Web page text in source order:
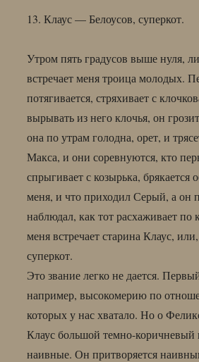
13. Клаус — Белоусов, суперкот.
Утром пять градусов выше нуля,
встречает меня троица молодых.
потягивается, стряхивает с
вырывать из него клочья, он
она по утрам голодна, орет, и
Макса, и они соревнуются, кто
спрыгивает с козырька, брякается
меня, и что приходил Серый, а он
наблюдал, как тот расхаживает
меня встречает старина Клаус,
суперкот.
Это звание легко не дается.
например, высокомерию по
которых у нас хватало. Но о
Клаус большой темно-коричневый
наивные. Он притворяется